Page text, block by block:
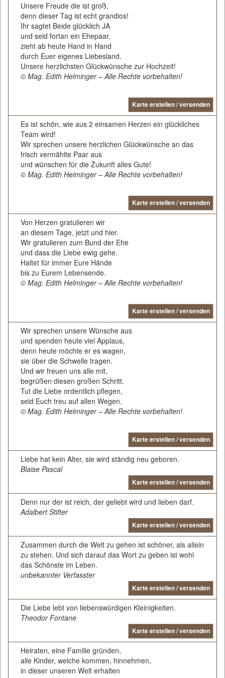
Unsere Freude die ist groß,
denn dieser Tag ist echt grandios!
Ihr sagtet Beide glücklich JA
und seid fortan ein Ehepaar,
zieht ab heute Hand in Hand
durch Euer eigenes Liebesland.
Unsere herzlichsten Glückwünsche zur Hochzeit!
© Mag. Edith Helminger – Alle Rechte vorbehalten!
Karte erstellen / versenden
Es ist schön, wie aus 2 einsamen Herzen ein glückliches
Team wird!
Wir sprechen unsere herzlichen Glückwünsche an das
frisch vermählte Paar aus
und wünschen für die Zukunft alles Gute!
© Mag. Edith Helminger – Alle Rechte vorbehalten!
Karte erstellen / versenden
Von Herzen gratulieren wir
an diesem Tage, jetzt und hier.
Wir gratulieren zum Bund der Ehe
und dass die Liebe ewig gehe.
Haltet für immer Eure Hände
bis zu Eurem Lebensende.
© Mag. Edith Helminger – Alle Rechte vorbehalten!
Karte erstellen / versenden
Wir sprechen unsere Wünsche aus
und spenden heute viel Applaus,
denn heute möchte er es wagen,
sie über die Schwelle tragen.
Und wir freuen uns alle mit,
begrüßen diesen großen Schritt.
Tut die Liebe ordentlich pflegen,
seid Euch treu auf allen Wegen.
© Mag. Edith Helminger – Alle Rechte vorbehalten!
Karte erstellen / versenden
Liebe hat kein Alter, sie wird ständig neu geboren.
Blaise Pascal
Karte erstellen / versenden
Denn nur der ist reich, der geliebt wird und lieben darf.
Adalbert Stifter
Karte erstellen / versenden
Zusammen durch die Welt zu gehen ist schöner, als allein
zu stehen. Und sich darauf das Wort zu geben ist wohl
das Schönste im Leben.
unbekannter Verfasster
Karte erstellen / versenden
Die Liebe lebt von liebenswürdigen Kleinigkeiten.
Theodor Fontane
Karte erstellen / versenden
Heiraten, eine Familie gründen,
alle Kinder, welche kommen, hinnehmen,
in dieser unseren Welt erhalten